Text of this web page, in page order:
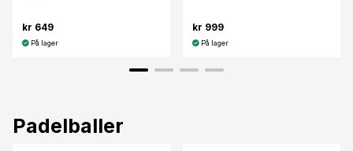
kr 649
På lager
kr 999
På lager
Padelballer